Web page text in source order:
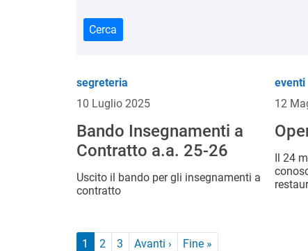
Cerca
segreteria
10 Luglio 2025
Bando Insegnamenti a
Contratto a.a. 25-26
Uscito il bando per gli insegnamenti a
contratto
eventi
12
Il 24
Paginazione
1 2 3 Avanti › Pagina successiva
Fine »